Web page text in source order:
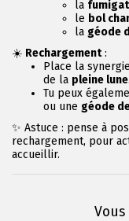
la
le bol
la géode
☀️ Rechargement:
Place la
de la pleine lune.
Tu peux
ou une géode
✨ Astuce : pense à
rechargement, pour
accueillir.